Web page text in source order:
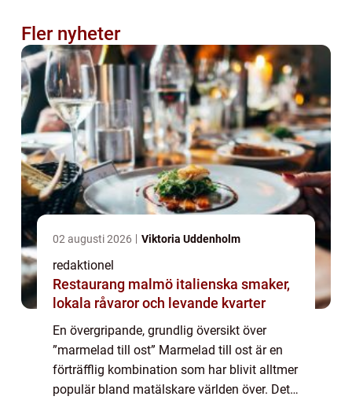
Fler nyheter
02 augusti 2026 Viktoria Uddenholm
redaktionel
Restaurang malmö italienska smaker,
lokala råvaror och levande kvarter
En övergripande, grundlig översikt över
”marmelad till ost” Marmelad till ost är en
förträfflig kombination som har blivit alltmer
populär bland matälskare världen över. Det